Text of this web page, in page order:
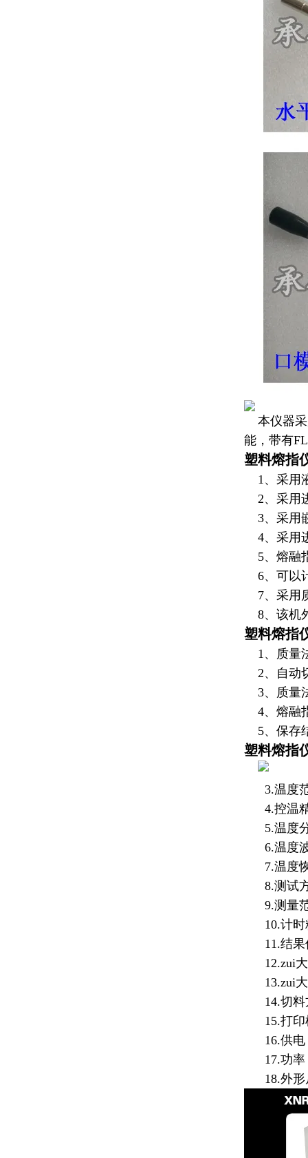
本仪器
能，带有
塑料熔指
1、采用
2、采用
3、采用
4、采用
5、 熔融
6、可以
7、采用
8、该机
塑料熔指
1、质量
2、自动
3、质量
4、熔融
5、保存
塑料熔指
3.温度范
4.控温精
5.温度分
6.温度波
7.温度恢
8.测试方
9.测量范
10.计时
11.结果
12.zui大
13.zui大
14.切料
15.打印
16.供电
17.功率
18.外形